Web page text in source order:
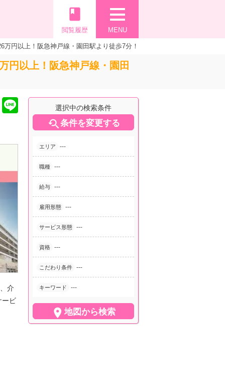
MENU
book
閲覧履歴
円以上！阪急神戸線・園田駅より徒歩7分！
円以上！阪急神戸線・園田
選択中の検索条件
条件を変更する
エリア ---
職種 ---
給与 ---
雇用形態 ---
サービス形態 ---
資格 ---
こだわり条件 ---
キーワード ---
 地図から検索
介
ービ